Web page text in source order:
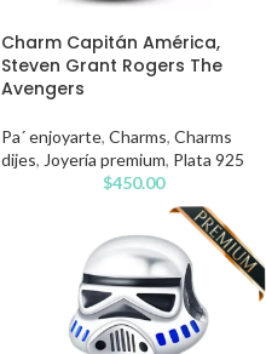
Charm Capitán América,
Steven Grant Rogers The
Avengers
Pa´ enjoyarte, Charms, Charms
dijes, Joyería premium, Plata 925
$450.00